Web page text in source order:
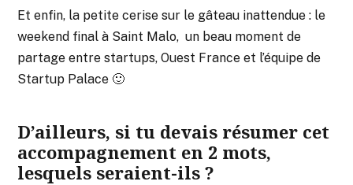
Et enfin, la petite cerise sur le gâteau inattendue : le
weekend final à Saint Malo, un beau moment de
partage entre startups, Ouest France et l’équipe de
Startup Palace 🙂
D’ailleurs, si tu devais résumer cet
accompagnement en 2 mots,
lesquels seraient-ils ?